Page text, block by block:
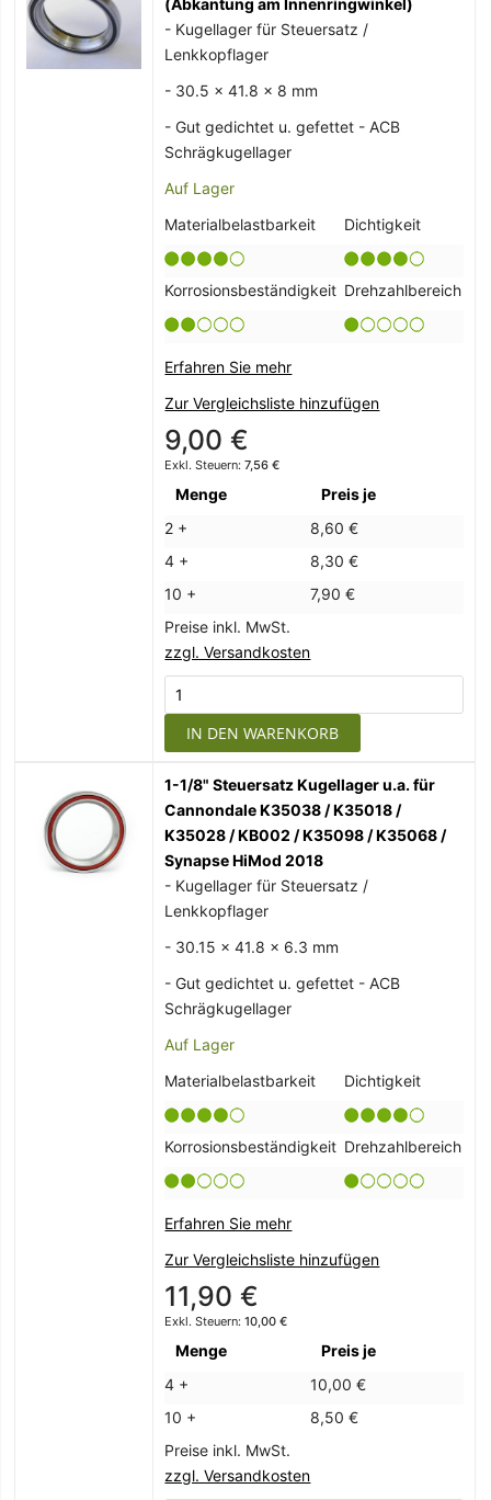
(Abkantung am Innenringwinkel)
- Kugellager für Steuersatz /
Lenkkopflager
- 30.5 x 41.8 x 8 mm
- Gut gedichtet u. gefettet - ACB
Schrägkugellager
Auf Lager
Materialbelastbarkeit
Dichtigkeit
Korrosionsbeständigkeit Drehzahlbereich
Erfahren Sie mehr
Zur Vergleichsliste hinzufügen
9,00 €
7,56 €
Menge
Preis je
2 +
8,60 €
4 +
8,30 €
10 +
7,90 €
Preise inkl. MwSt.
zzgl. Versandkosten
IN DEN WARENKORB
1-1/8" Steuersatz Kugellager u.a. für
Cannondale K35038 / K35018 /
K35028 / KB002 / K35098 / K35068 /
Synapse HiMod 2018
- Kugellager für Steuersatz /
Lenkkopflager
- 30.15 x 41.8 x 6.3 mm
- Gut gedichtet u. gefettet - ACB
Schrägkugellager
Auf Lager
Materialbelastbarkeit
Dichtigkeit
Korrosionsbeständigkeit Drehzahlbereich
Erfahren Sie mehr
Zur Vergleichsliste hinzufügen
11,90 €
10,00 €
Menge
Preis je
4 +
10,00 €
10 +
8,50 €
Preise inkl. MwSt.
zzgl. Versandkosten